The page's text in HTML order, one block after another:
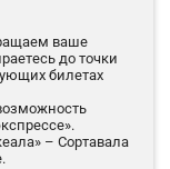
ваше
до точки
билетах
– Сортавала